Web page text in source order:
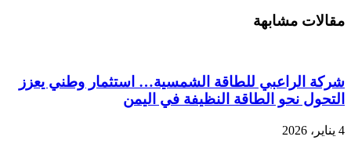
مقالات مشابهة
شركة الراعبي للطاقة الشمسية… استثمار وطني يعزز
التحول نحو الطاقة النظيفة في اليمن
4 يناير، 2026